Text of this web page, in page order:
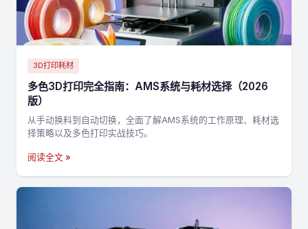
3D打印耗材
多色3D打印完全指南：AMS系统与耗材选择（2026
版）
从手动换料到自动切换，全面了解AMS系统的工作原理、耗材选
择策略以及多色打印实战技巧。
阅读全文 »